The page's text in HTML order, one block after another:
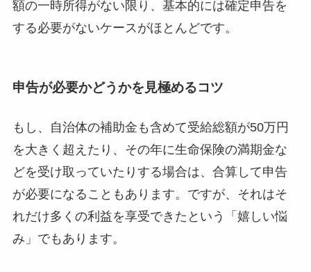
額の一時所得がない限り、基本的には確定申告を
する必要がないケースがほとんどです。
申告が必要かどうかを見極めるコツ
もし、自治体の補助金も含めて受給総額が50万円
を大きく超えたり、その年に生命保険の満期金な
どを受け取っていたりする場合は、合算して申告
が必要になることもあります。ですが、それはそ
れだけ多くの利益を享受できたという「嬉しい悩
み」でもあります。